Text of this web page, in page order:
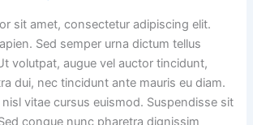
sit amet, consectetur adipiscing elit.
Sed semper urna dictum tellus
volutpat, augue vel auctor tincidunt,
dui, nec tincidunt ante mauris eu diam.
nisl vitae cursus euismod. Suspendisse sit
congue nunc pharetra dignissim